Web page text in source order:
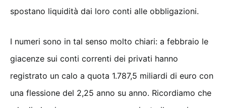
spostano liquidità dai loro conti alle obbligazioni.
I numeri sono in tal senso molto chiari: a febbraio le
giacenze sui conti correnti dei privati hanno
registrato un calo a quota 1.787,5 miliardi di euro con
una flessione del 2,25 anno su anno. Ricordiamo che